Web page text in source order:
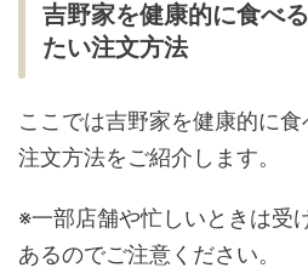
吉野家を健康的に食べ
たい注文方法
ここでは吉野家を健康的に
注文方法をご紹介します。
※一部店舗や忙しいときは受
あるのでご注意ください。